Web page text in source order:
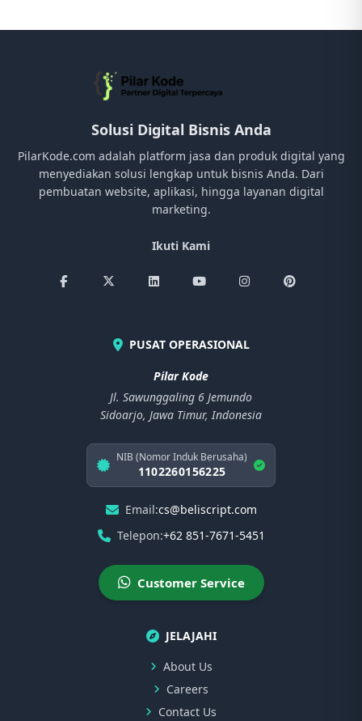
Solusi Digital Bisnis Anda
PilarKode.com adalah platform jasa dan produk digital yang
menyediakan solusi lengkap untuk bisnis Anda. Dari
pembuatan website, aplikasi, hingga layanan digital
marketing.
Ikuti Kami
PUSAT OPERASIONAL
Pilar Kode
Jl. Sawunggaling 6 Jemundo
Sidoarjo, Jawa Timur, Indonesia
NIB (Nomor Induk Berusaha)
1102260156225
Email:cs@beliscript.com
Telepon:+62 851-7671-5451
Customer Service
JELAJAHI
About Us
Careers
Contact Us